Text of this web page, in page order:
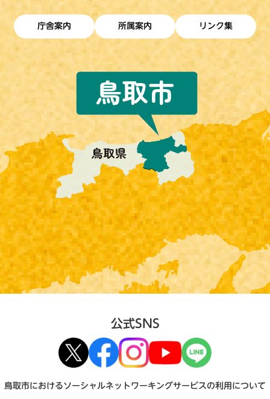
庁舎案内 所属案内 リンク集
公式SNS
鳥取市におけるソーシャルネットワーキングサービスの利用について